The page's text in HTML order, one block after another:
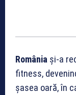
România și-a
fitness,
șasea oară, în